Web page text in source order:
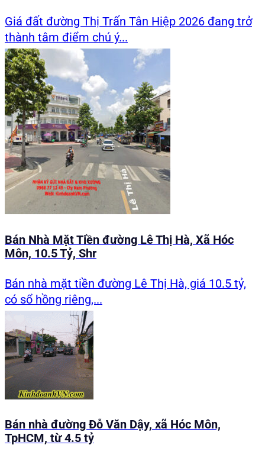
Giá đất đường Thị Trấn Tân Hiệp 2026 đang trở
thành tâm điểm chú ý...
Bán Nhà Mặt Tiền đường Lê Thị Hà, Xã Hóc
Môn, 10.5 Tỷ, Shr
Bán nhà mặt tiền đường Lê Thị Hà, giá 10.5 tỷ,
có sổ hồng riêng,...
Bán nhà đường Đỗ Văn Dậy, xã Hóc Môn,
TpHCM, từ 4.5 tỷ